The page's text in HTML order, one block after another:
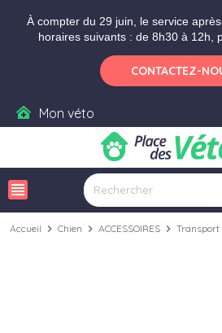
À compter du 29 juin, le service
horaires suivants : de 8h30 à 12h,
CONTACTEZ-
Mon véto
view_headline
Accueil chevron_right Chien chevron_right ACCESSOIRES chevron_right Transport